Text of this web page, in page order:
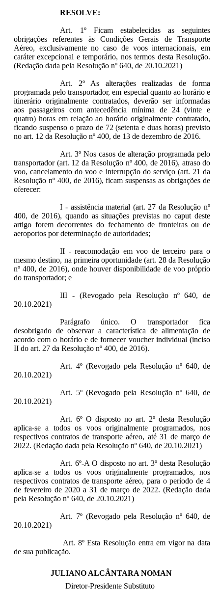
RESOLVE:
Art. 1º Ficam estabelecidas as seguintes
obrigações referentes às Condições Gerais de Transporte
Aéreo, exclusivamente no caso de voos internacionais, em
caráter excepcional e temporário, nos termos desta Resolução.
(Redação dada pela Resolução nº 640, de 20.10.2021)
Art. 2º As alterações realizadas de forma
programada pelo transportador, em especial quanto ao horário e
itinerário originalmente contratados, deverão ser informadas
aos passageiros com antecedência mínima de 24 (vinte e
quatro) horas em relação ao horário originalmente contratado,
ficando suspenso o prazo de 72 (setenta e duas horas) previsto
no art. 12 da Resolução nº 400, de 13 de dezembro de 2016.
Art. 3º Nos casos de alteração programada pelo
transportador (art. 12 da Resolução nº 400, de 2016), atraso do
voo, cancelamento do voo e interrupção do serviço (art. 21 da
Resolução nº 400, de 2016), ficam suspensas as obrigações de
oferecer:
I - assistência material (art. 27 da Resolução nº
400, de 2016), quando as situações previstas no caput deste
artigo forem decorrentes do fechamento de fronteiras ou de
aeroportos por determinação de autoridades;
II - reacomodação em voo de terceiro para o
mesmo destino, na primeira oportunidade (art. 28 da Resolução
nº 400, de 2016), onde houver disponibilidade de voo próprio
do transportador; e
III - (Revogado pela Resolução nº 640, de
20.10.2021)
Parágrafo único. O transportador fica
desobrigado de observar a característica de alimentação de
acordo com o horário e de fornecer voucher individual (inciso
II do art. 27 da Resolução nº 400, de 2016).
Art. 4º (Revogado pela Resolução nº 640, de
20.10.2021)
Art. 5º (Revogado pela Resolução nº 640, de
20.10.2021)
Art. 6º O disposto no art. 2º desta Resolução
aplica-se a todos os voos originalmente programados, nos
respectivos contratos de transporte aéreo, até 31 de março de
2022. (Redação dada pela Resolução nº 640, de 20.10.2021)
Art. 6º-A O disposto no art. 3º desta Resolução
aplica-se a todos os voos originalmente programados, nos
respectivos contratos de transporte aéreo, para o período de 4
de fevereiro de 2020 a 31 de março de 2022. (Redação dada
pela Resolução nº 640, de 20.10.2021)
Art. 7º (Revogado pela Resolução nº 640, de
20.10.2021)
Art. 8º Esta Resolução entra em vigor na data
de sua publicação.
JULIANO ALCÂNTARA NOMAN
Diretor-Presidente Substituto